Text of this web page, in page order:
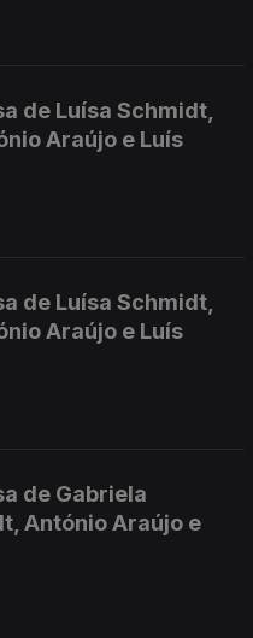
de Luísa Schmidt,
Araújo e Luís
de Luísa Schmidt,
Araújo e Luís
de Gabriela
António Araújo e